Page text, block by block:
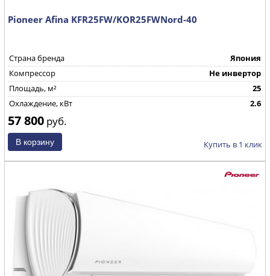
Pioneer Afina KFR25FW/KOR25FWNord-40
Страна бренда
Япония
Компрессор
Не инвертор
Площадь, м²
25
Охлаждение, кВт
2.6
57 800 руб.
Купить в 1 клик